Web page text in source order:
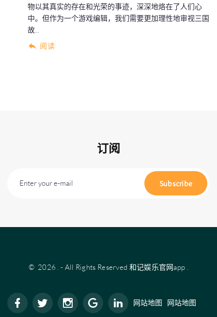
物以其真实的存在和光荣的事迹，深深地烙在了人们心
中。但作为一个游戏编辑，我们需要更加理性地审视三国
故...
阅读
订阅
Enter your e-mail Subscribe
© 2026 .- All Rights Reserved 和记娱乐官网app .
网站地图 网站地图